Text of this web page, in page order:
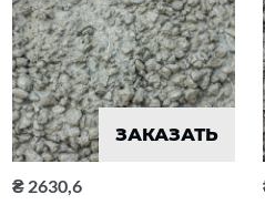
ЗАКАЗАТЬ
2630,6